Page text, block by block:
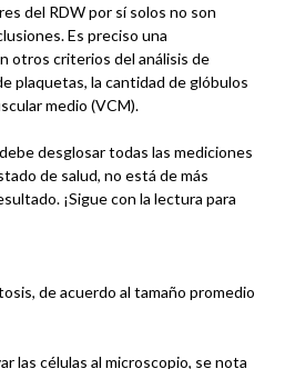
del RDW por sí solos no son
Es preciso una
otros criterios del análisis de
plaquetas, la cantidad de glóbulos
medio (VCM).
desglosar todas las mediciones
de salud, no está de más
¡Sigue con la lectura para
de acuerdo al tamaño promedio
las células al microscopio, se nota